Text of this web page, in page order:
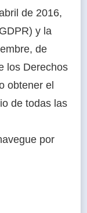
de 2016,
y la
de
los Derechos
obtener el
de todas las
por